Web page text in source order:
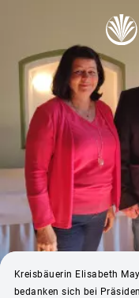
Kreisbäuerin Elisabeth
bedanken sich bei